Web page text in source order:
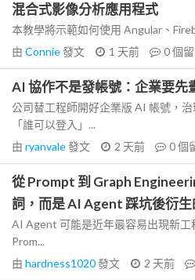
混合式影像分析應用程式
本教學將示範如何使用 Angular、
由 Connie發文 1 天前 0個
AI 協作不是發帳號：企業要先
公司替工程師開好企業版 AI 帳號，
「誰可以登入」...
由 ryanvale發文 2 天前 0個
從 Prompt 到 Graph
詞，而是 AI Agent 踩坑後衍
AI Agent 可能是近年最容易出現新
Prom...
由 hardness1020發文 2 天前